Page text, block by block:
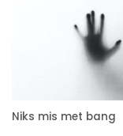
Niks mis met bang